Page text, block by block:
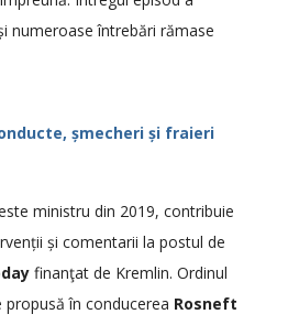
numeroase întrebări rămase
șmecheri și fraieri
ministru din 2019, contribuie
și comentarii la postul de
finanţat de Kremlin. Ordinul
în conducerea Rosneft